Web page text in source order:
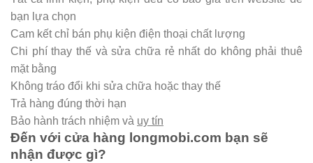
bạn lựa chọn
Cam kết chỉ bán phụ kiện điện thoại chất lượng
Chi phí thay thế và sửa chữa rẻ nhất do không phải thuê
mặt bằng
Không tráo đổi khi sửa chữa hoặc thay thế
Trả hàng đúng thời hạn
Bảo hành trách nhiệm và uy tín
Đến với cửa hàng longmobi.com bạn sẽ
nhận được gì?